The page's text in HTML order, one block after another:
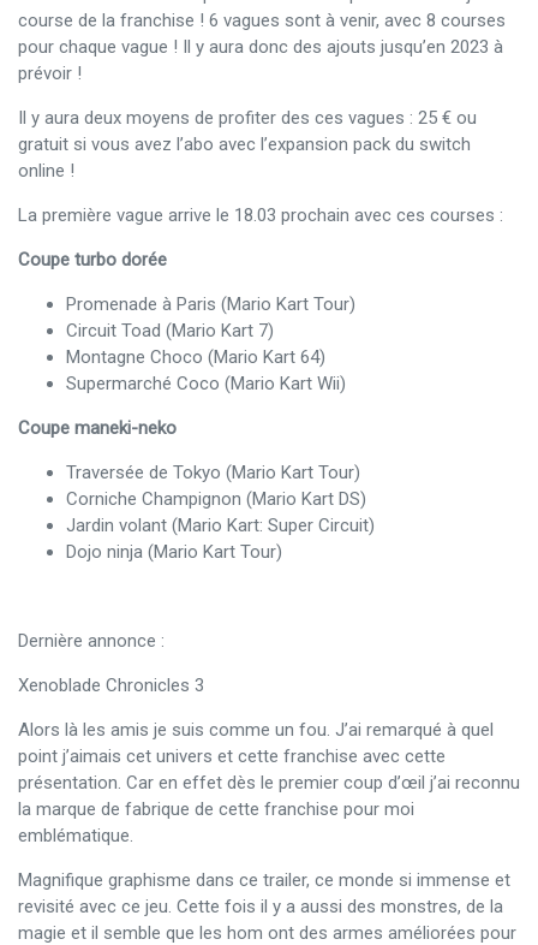
course de la franchise ! 6 vagues sont à venir, avec 8 courses
pour chaque vague ! Il y aura donc des ajouts jusqu’en 2023 à
prévoir !
Il y aura deux moyens de profiter des ces vagues : 25 € ou
gratuit si vous avez l’abo avec l’expansion pack du switch
online !
La première vague arrive le 18.03 prochain avec ces courses :
Coupe turbo dorée
Promenade à Paris (Mario Kart Tour)
Circuit Toad (Mario Kart 7)
Montagne Choco (Mario Kart 64)
Supermarché Coco (Mario Kart Wii)
Coupe maneki-neko
Traversée de Tokyo (Mario Kart Tour)
Corniche Champignon (Mario Kart DS)
Jardin volant (Mario Kart: Super Circuit)
Dojo ninja (Mario Kart Tour)
Dernière annonce :
Xenoblade Chronicles 3
Alors là les amis je suis comme un fou. J’ai remarqué à quel
point j’aimais cet univers et cette franchise avec cette
présentation. Car en effet dès le premier coup d’œil j’ai reconnu
la marque de fabrique de cette franchise pour moi
emblématique.
Magnifique graphisme dans ce trailer, ce monde si immense et
revisité avec ce jeu. Cette fois il y a aussi des monstres, de la
magie et il semble que les hom ont des armes améliorées pour